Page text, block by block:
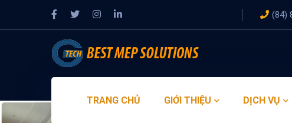
(84)
TRANG CHỦ GIỚI THIỆU DỊCH VỤ